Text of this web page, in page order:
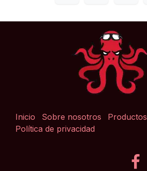
Inicio Sobre nosotros Productos
Política de privacidad